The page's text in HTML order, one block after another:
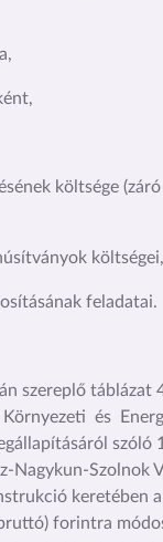
költsége
költségei,
feladatai.
szereplő táblázat
és
szóló
Nagykun-Szolnok
keretében
forintra